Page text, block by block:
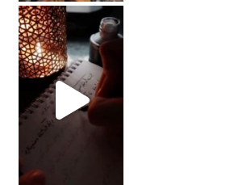
#reels #reelsinstagram #osmanlıtürkçesi #hat #b